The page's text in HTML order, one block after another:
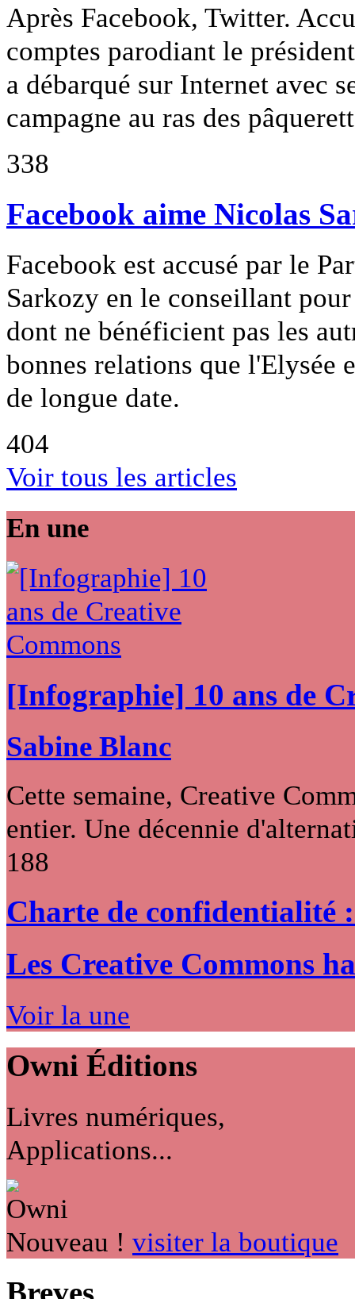
Après Facebook, Twitter.
comptes parodiant le
a débarqué sur Internet avec
campagne au ras des
338
Facebook aime Nicolas
Facebook est accusé par le
Sarkozy en le conseillant
dont ne bénéficient pas les
bonnes relations que l'Elysée
de longue date.
404
Voir tous les articles
En une
[Infographie] 10 ans de
Sabine Blanc
Cette semaine, Creative
entier. Une décennie
188
Charte de confidentialité
Les Creative Commons
Voir la une
Owni Éditions
Livres numériques,
Applications...
Nouveau ! visiter la boutique